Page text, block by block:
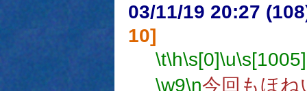
03/11/19 20:27
10]
\t\h\s[0]\u\s[1005]
\w9\n今回もほね